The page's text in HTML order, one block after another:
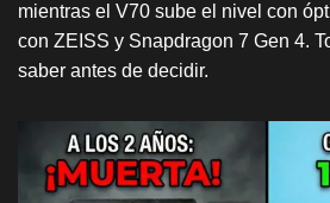
mientras el V70 sube el nivel con
con ZEISS y Snapdragon 7 Gen 4.
saber antes de decidir.